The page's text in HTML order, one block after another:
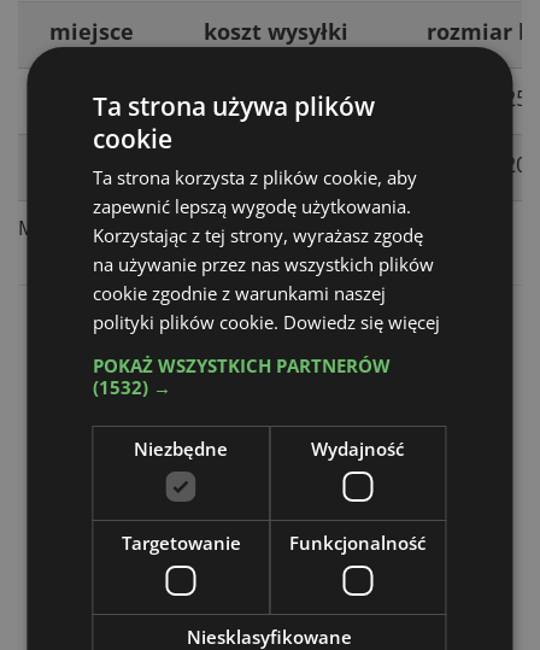
miejsce koszt wysyłki rozmiar
1. 3 046 zł
2. | 3. 1 138 zł
Możliwość zaprojektowania baneru - cena 150 zł
Ta strona używa plików
cookie
Ta strona korzysta z plików cookie, aby
zapewnić lepszą wygodę użytkowania.
Korzystając z tej strony, wyrażasz zgodę
na używanie przez nas wszystkich plików
cookie zgodnie z warunkami naszej
polityki plików cookie. Dowiedz się więcej
POKAŻ WSZYSTKICH PARTNERÓW
(1532) →
Niezbędne Wydajność
Targetowanie Funkcjonalność
Niesklasyfikowane